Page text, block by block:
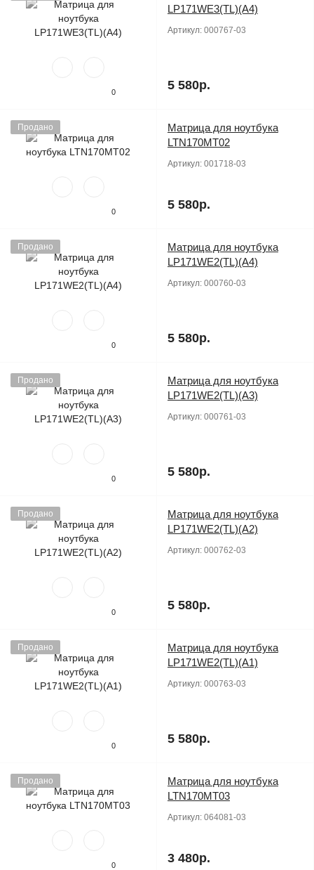
0
LP171WE3(TL)(A4)
Артикул: 000767-03
5 580р.
Продано
0
Матрица для ноутбука
LTN170MT02
Артикул: 001718-03
5 580р.
Продано
0
Матрица для ноутбука
LP171WE2(TL)(A4)
Артикул: 000760-03
5 580р.
Продано
0
Матрица для ноутбука
LP171WE2(TL)(A3)
Артикул: 000761-03
5 580р.
Продано
0
Матрица для ноутбука
LP171WE2(TL)(A2)
Артикул: 000762-03
5 580р.
Продано
0
Матрица для ноутбука
LP171WE2(TL)(A1)
Артикул: 000763-03
5 580р.
Продано
0
Матрица для ноутбука
LTN170MT03
Артикул: 064081-03
3 480р.